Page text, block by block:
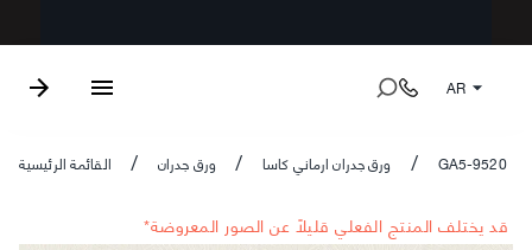
AR
القائمة الرئيسية / ورق جدران / ورق جدران ارماني كاسا / GA5-9520
*قد يختلف المنتج الفعلي قليلاً عن الصور المعروضة